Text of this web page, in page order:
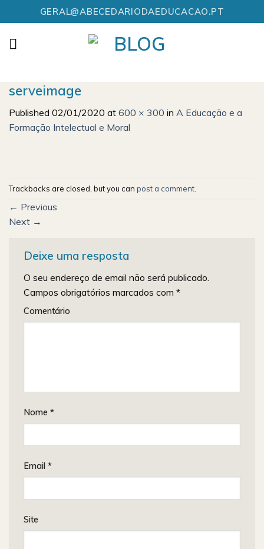
to
content
GERAL@ABECEDARIODAEDUCACAO.PT
serveimage
Published 02/01/2020 at 600 × 300 in A Educação e a
Formação Intelectual e Moral
Trackbacks are closed, but you can post a comment
← Previous
Next →
Deixe uma resposta
O seu endereço de email não será publicado.
Campos obrigatórios marcados com *
Comentário
Nome *
Email *
Site